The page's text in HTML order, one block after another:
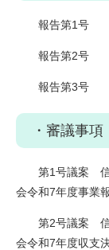
報告第1号 開
報告第2号 委
報告第3号 常
・審議事項
第1号議案 信州
会令和7年度事業
第2号議案 信州
会令和7年度収支